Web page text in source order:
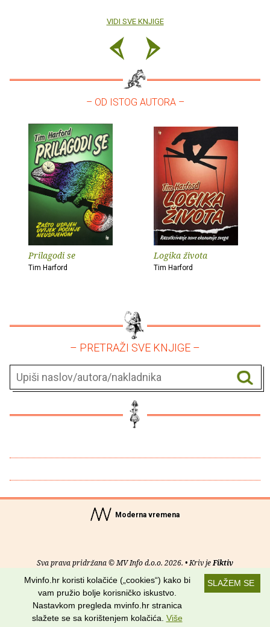
VIDI SVE KNJIGE
– OD ISTOG AUTORA –
Prilagodi se
Tim Harford
Logika života
Tim Harford
– PRETRAŽI SVE KNJIGE –
Moderna vremena
Sva prava pridržana © MV Info d.o.o. 2026. • Kriv jeFiktiv
O nama• Pomoć• Uvjeti korištenja•RSS kanali
Potraži nas na:
SLAŽEM SE
Mvinfo.hr koristi kolačiće („cookies“) kako bi
vam pružio bolje korisničko iskustvo.
Nastavkom pregleda mvinfo.hr stranica
slažete se sa korištenjem kolačića. Više